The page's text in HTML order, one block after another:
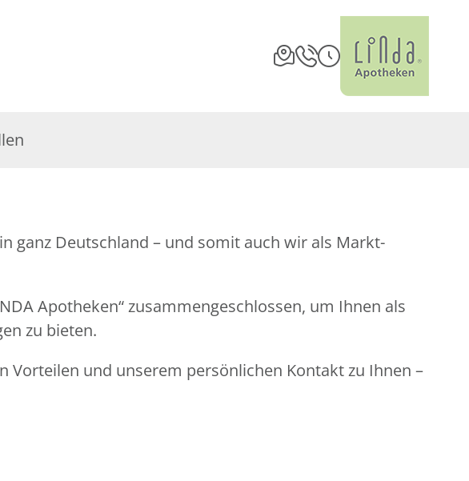
ganz Deutschland – und somit auch wir als Markt-
Apotheken“ zusammengeschlossen, um Ihnen als
zu bieten.
und unserem persönlichen Kontakt zu Ihnen –